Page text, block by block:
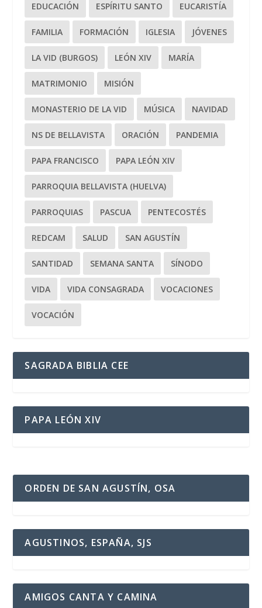
EDUCACIÓN ESPÍRITU SANTO EUCARISTÍA
FAMILIA FORMACIÓN IGLESIA JÓVENES
LA VID (BURGOS) LEÓN XIV MARÍA
MATRIMONIO MISIÓN
MONASTERIO DE LA VID MÚSICA NAVIDAD
NS DE BELLAVISTA ORACIÓN PANDEMIA
PAPA FRANCISCO PAPA LEÓN XIV
PARROQUIA BELLAVISTA (HUELVA)
PARROQUIAS PASCUA PENTECOSTÉS
REDCAM SALUD SAN AGUSTÍN
SANTIDAD SEMANA SANTA SÍNODO
VIDA VIDA CONSAGRADA VOCACIONES
VOCACIÓN
SAGRADA BIBLIA CEE
PAPA LEÓN XIV
ORDEN DE SAN AGUSTÍN, OSA
AGUSTINOS, ESPAÑA, SJS
AMIGOS CANTA Y CAMINA